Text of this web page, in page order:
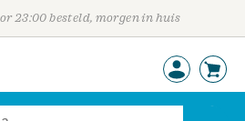
23:00 besteld, morgen in huis